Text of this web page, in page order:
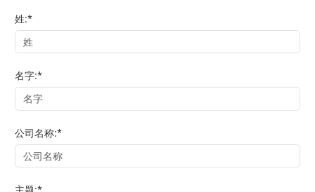
姓:*
名字:*
公司名称:*
主题:*